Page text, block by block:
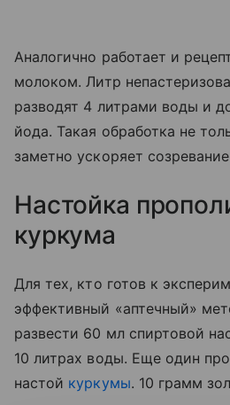
Аналогично работает и
молоком. Литр
разводят 4 литрами воды и
йода. Такая обработка не
заметно ускоряет
Настойка
куркума
Для тех, кто готов к
эффективный «аптечный»
развести 60 мл спиртовой
10 литрах воды. Еще один
настой куркумы. 10 грамм